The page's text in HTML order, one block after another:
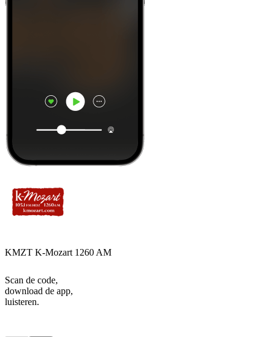
KMZT K-Mozart 1260 AM
Scan de code,
download de app,
luisteren.